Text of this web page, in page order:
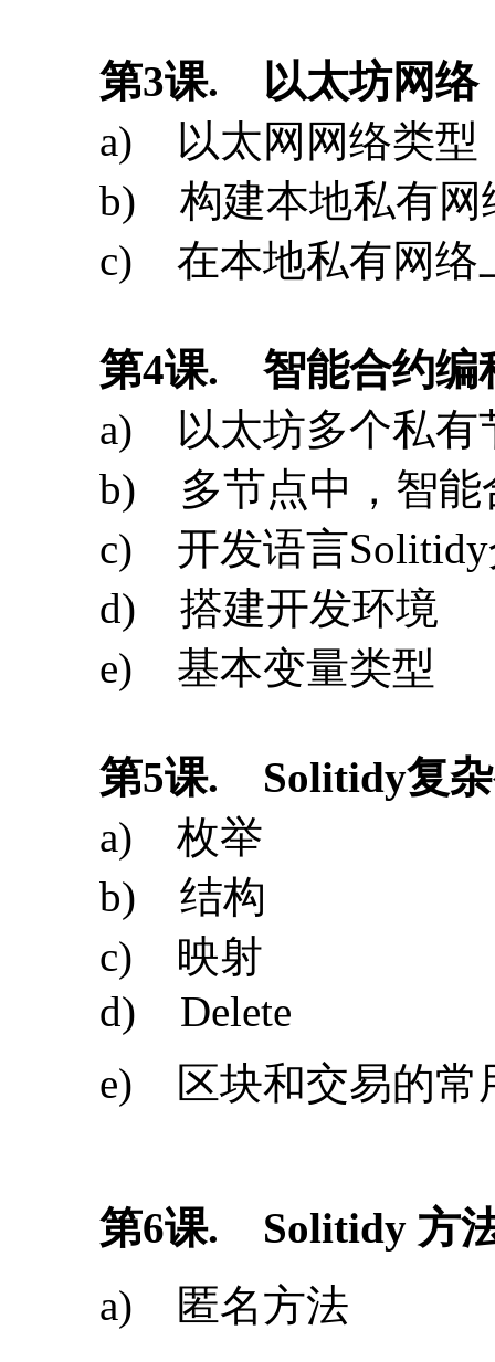
第 课. 智能合约编
a) 以太坊多个私有
b) 多节点中，智能
d) 搭建开发环境
e) 基本变量类型
第 课. Solitidy复杂
a) 枚举
b) 结构
d) Delete
e) 区块和交易的常
第6课. Solitidy 方
a) 匿名方法